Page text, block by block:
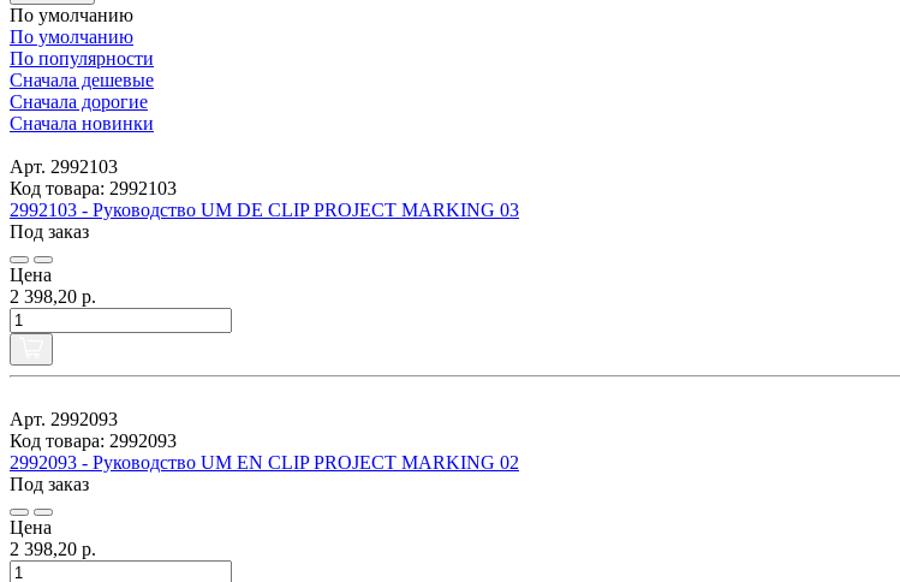
По умолчанию
По умолчанию
По популярности
Сначала дешевые
Сначала дорогие
Сначала новинки
Арт. 2992103
Код товара: 2992103
2992103 - Руководство UM DE CLIP PROJECT MARKING 03
Под заказ
Цена
2 398,20 р.
Арт. 2992093
Код товара: 2992093
2992093 - Руководство UM EN CLIP PROJECT MARKING 02
Под заказ
Цена
2 398,20 р.